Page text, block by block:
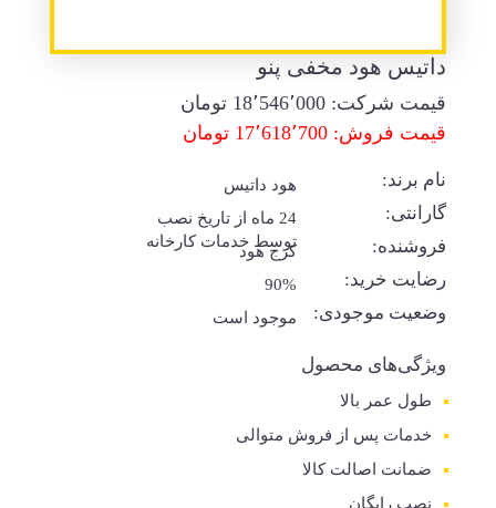
داتیس هود مخفی پنو
قیمت شرکت: 18٬546٬000 تومان
قیمت فروش: 17٬618٬700 تومان
نام برند: هود داتیس
گارانتی:
24 ماه از تاریخ نصب
توسط خدمات کارخانه
فروشنده: کرج هود
رضایت خرید: 90%
وضعیت موجودی: موجود است
ویژگی‌های محصول
طول عمر بالا
خدمات پس از فروش متوالی
ضمانت اصالت کالا
نصب رایگان